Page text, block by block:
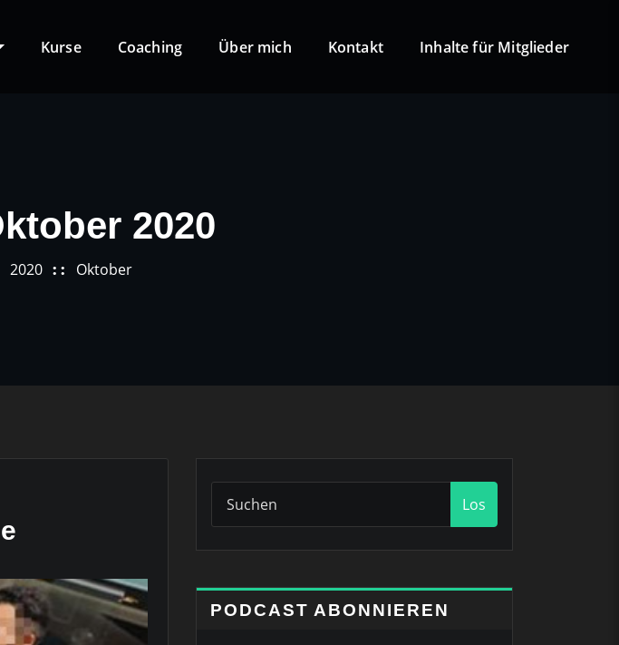
Kurse Coaching Über mich Kontakt Inhalte für Mitglieder
2020
2020 Oktober
Los
PODCAST ABONNIEREN